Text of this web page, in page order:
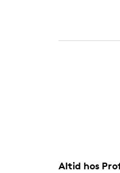
Altid hos